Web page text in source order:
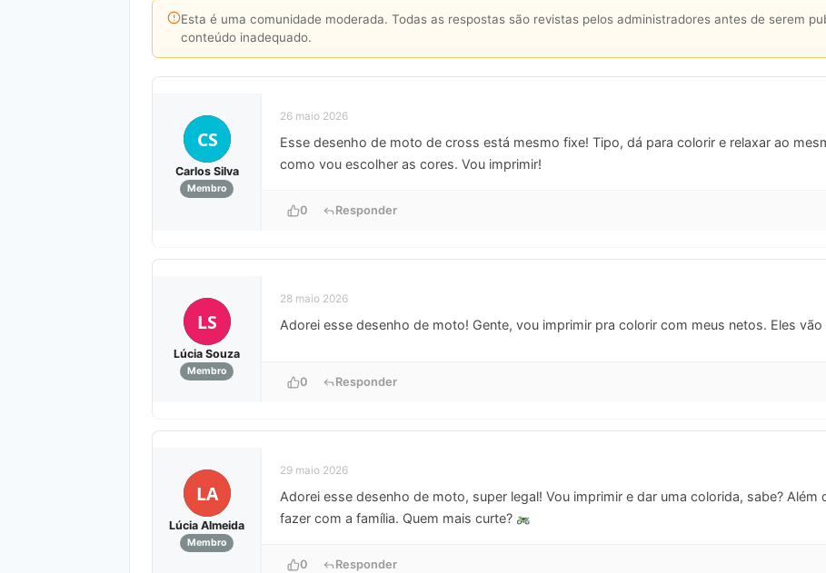
Esta é uma comunidade moderada. Todas as respostas são revistas pelos administradores antes de serem
conteúdo inadequado.
CS
Carlos Silva
Membro
26 maio 2026
Esse desenho de moto de cross está mesmo fixe! Tipo, dá para colorir e relaxar ao
como vou escolher as cores. Vou imprimir!
0 Responder
LS
Lúcia Souza
Membro
28 maio 2026
Adorei esse desenho de moto! Gente, vou imprimir pra colorir com meus netos. Eles
0 Responder
LA
Lúcia Almeida
Membro
29 maio 2026
Adorei esse desenho de moto, super legal! Vou imprimir e dar uma colorida, sabe? Além
fazer com a família. Quem mais curte?
0 Responder